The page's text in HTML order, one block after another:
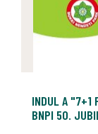
INDUL A "7+1
BNPI 50.